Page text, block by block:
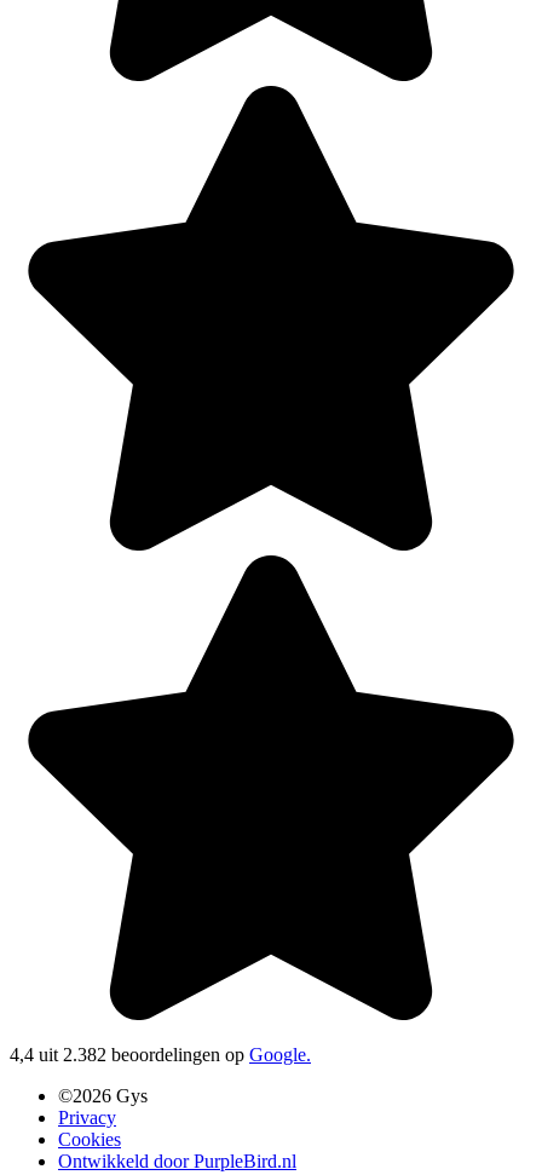
4,4 uit 2.382 beoordelingen op Google.
©2026 Gys
Privacy
Cookies
Ontwikkeld door PurpleBird.nl